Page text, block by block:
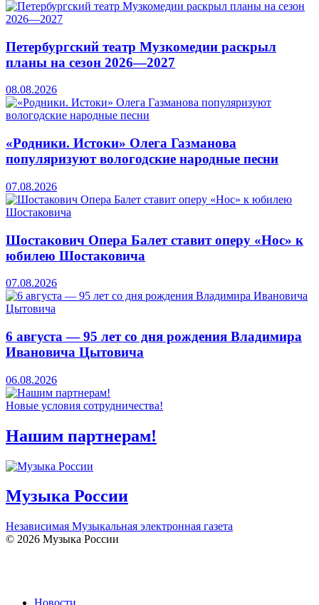
Петербургский театр Музкомедии раскрыл
планы на сезон 2026—2027
08.08.2026
«Родники. Истоки» Олега Газманова
популяризуют вологодские народные песни
07.08.2026
Шостакович Опера Балет ставит оперу «Нос» к
юбилею Шостаковича
07.08.2026
6 августа — 95 лет со дня рождения Владимира
Ивановича Цытовича
06.08.2026
Новые условия сотрудничества!
Нашим партнерам!
Музыка России
Независимая Музыкальная электронная газета
© 2026 Музыка России